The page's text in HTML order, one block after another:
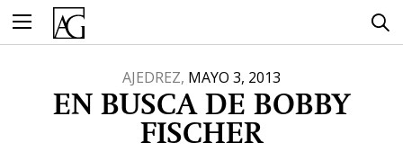
contenido
AJEDREZ, MAYO 3, 2013
EN BUSCA DE BOBBY
FISCHER